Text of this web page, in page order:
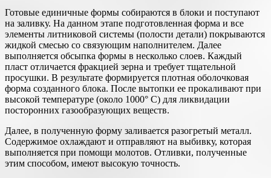
Готовые единичные формы собираются в блоки и поступают
на заливку. На данном этапе подготовленная форма и все
элементы литниковой системы (полости детали) покрываются
жидкой смесью со связующим наполнителем. Далее
выполняется обсыпка формы в несколько слоев. Каждый
пласт отличается фракцией зерна и требует тщательной
просушки. В результате формируется плотная оболочковая
форма созданного блока. После вытопки ее прокаливают при
высокой температуре (около 1000° С) для ликвидации
посторонних газообразующих веществ.
Далее, в полученную форму заливается разогретый металл.
Содержимое охлаждают и отправляют на выбивку, которая
выполняется при помощи молотов. Отливки, полученные
этим способом, имеют высокую точность.